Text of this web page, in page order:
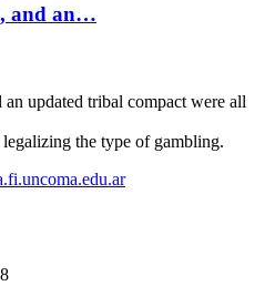
and an…
updated tribal compact were all
the type of gambling.